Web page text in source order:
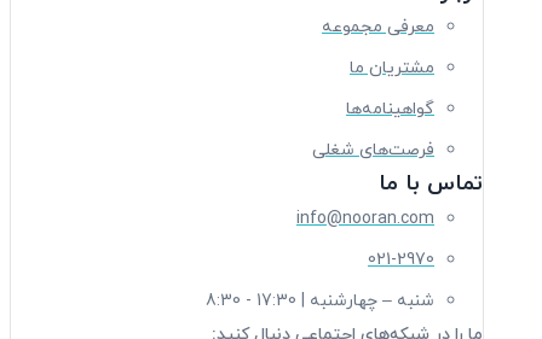
معرفی مجموعه
مشتریان ما
گواهینامه‌ها
فرصت‌های شغلی
تماس با ما
info@nooran.com
021-2970
شنبه – چهارشنبه | 17:30 - 8:30